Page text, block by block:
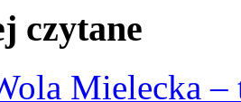
czytane
Mielecka